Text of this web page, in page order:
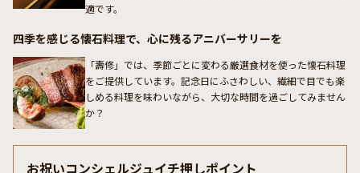
適です。
四季を感じる懐石料理で、心に残るアニバーサリーを
「壽修」では、季節ごとに変わる厳選食材を使った懐石料理
をご提供しています。記念日にふさわしい、繊細で目でも楽
しめる料理を味わいながら、大切な時間を過ごしてみません
か？
お祝いコンシェルジュイチ押しポイント